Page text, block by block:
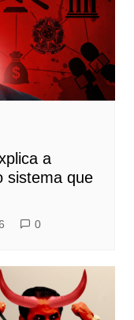
a
sistema que
0